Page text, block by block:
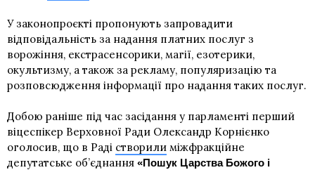
У законопроєкті пропонують запровадити
відповідальність за надання платних послуг з
ворожіння, екстрасенсорики, магії, езотерики,
окультизму, а також за рекламу, популяризацію та
розповсюдження інформації про надання таких послуг.
Добою раніше під час засідання у парламенті перший
віцеспікер Верховної Ради Олександр Корнієнко
оголосив, що в Раді створили міжфракційне
депутатське об’єднання «Пошук Царства Божого і